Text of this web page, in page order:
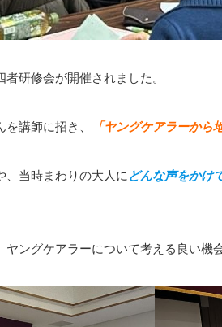
研修会が開催されました。
講師に招き、 「ヤングケアラーから
、当時まわりの大人に どんな声をかけ
ングケアラーについて考える良い機